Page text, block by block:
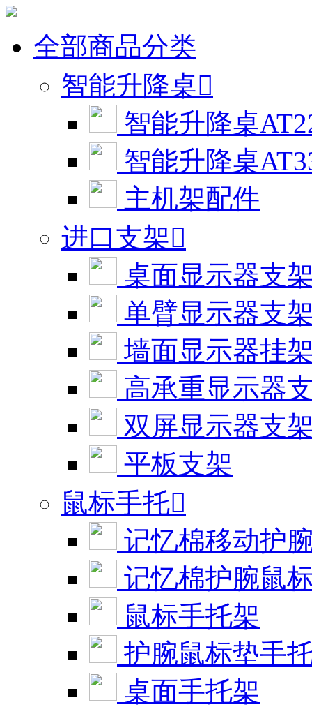
全部商品分类
智能升降桌
智能升降桌
智能升降桌
主机架配件
进口支架
桌面显示器支
单臂显示器支
墙面显示器挂
高承重显示器
双屏显示器支
平板支架
鼠标手托
记忆棉移动护
记忆棉护腕鼠
鼠标手托架
护腕鼠标垫手
桌面手托架